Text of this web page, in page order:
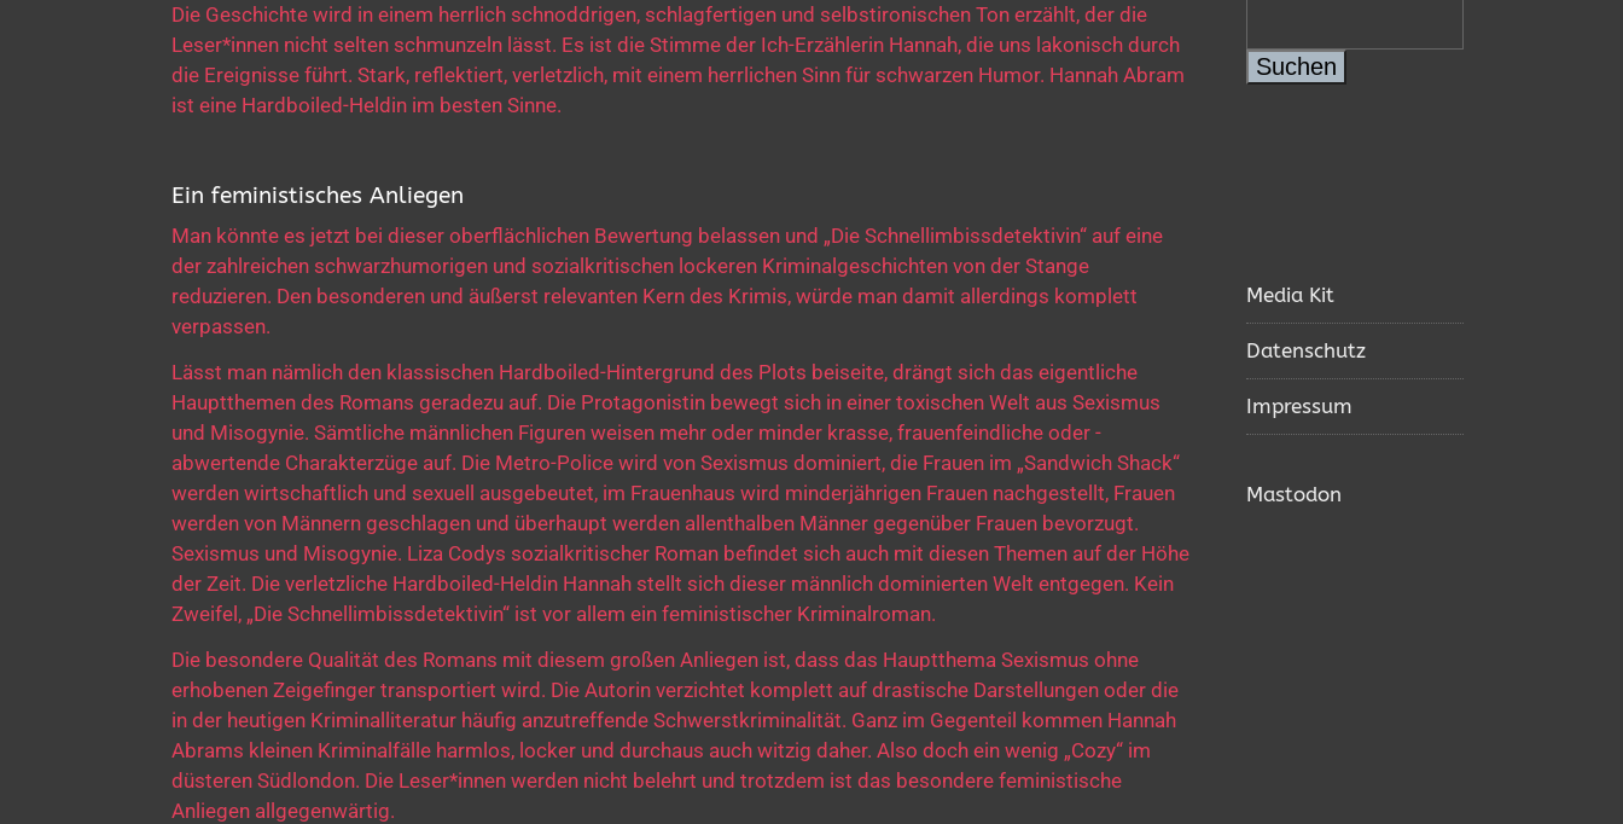
Die Geschichte wird in einem herrlich schnoddrigen, schlagfertigen und selbstironischen Ton erzählt, der die
Leser*innen nicht selten schmunzeln lässt. Es ist die Stimme der Ich-Erzählerin Hannah, die uns lakonisch durch
die Ereignisse führt. Stark, reflektiert, verletzlich, mit einem herrlichen Sinn für schwarzen Humor. Hannah Abram
ist eine Hardboiled-Heldin im besten Sinne.
Ein feministisches Anliegen
Man könnte es jetzt bei dieser oberflächlichen Bewertung belassen und „Die Schnellimbissdetektivin“ auf eine
der zahlreichen schwarzhumorigen und sozialkritischen lockeren Kriminalgeschichten von der Stange
reduzieren. Den besonderen und äußerst relevanten Kern des Krimis, würde man damit allerdings komplett
verpassen.
Lässt man nämlich den klassischen Hardboiled-Hintergrund des Plots beiseite, drängt sich das eigentliche
Hauptthemen des Romans geradezu auf. Die Protagonistin bewegt sich in einer toxischen Welt aus Sexismus
und Misogynie. Sämtliche männlichen Figuren weisen mehr oder minder krasse, frauenfeindliche oder -
abwertende Charakterzüge auf. Die Metro-Police wird von Sexismus dominiert, die Frauen im „Sandwich Shack“
werden wirtschaftlich und sexuell ausgebeutet, im Frauenhaus wird minderjährigen Frauen nachgestellt, Frauen
werden von Männern geschlagen und überhaupt werden allenthalben Männer gegenüber Frauen bevorzugt.
Sexismus und Misogynie. Liza Codys sozialkritischer Roman befindet sich auch mit diesen Themen auf der Höhe
der Zeit. Die verletzliche Hardboiled-Heldin Hannah stellt sich dieser männlich dominierten Welt entgegen. Kein
Zweifel, „Die Schnellimbissdetektivin“ ist vor allem ein feministischer Kriminalroman.
Die besondere Qualität des Romans mit diesem großen Anliegen ist, dass das Hauptthema Sexismus ohne
erhobenen Zeigefinger transportiert wird. Die Autorin verzichtet komplett auf drastische Darstellungen oder die
in der heutigen Kriminalliteratur häufig anzutreffende Schwerstkriminalität. Ganz im Gegenteil kommen Hannah
Abrams kleinen Kriminalfälle harmlos, locker und durchaus auch witzig daher. Also doch ein wenig „Cozy“ im
düsteren Südlondon. Die Leser*innen werden nicht belehrt und trotzdem ist das besondere feministische
Anliegen allgegenwärtig.
Suchen
Media Kit
Datenschutz
Impressum
Mastodon